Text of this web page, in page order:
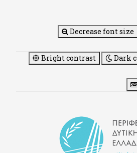
Decrease font size
Bright contrast
Dark